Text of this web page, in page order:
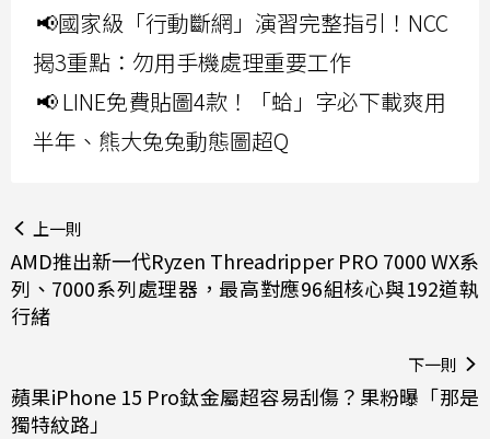
📢國家級「行動斷網」演習完整指引！NCC
揭3重點：勿用手機處理重要工作
📢 LINE免費貼圖4款！「蛤」字必下載爽用
半年、熊大兔兔動態圖超Q
上一則
AMD推出新一代Ryzen Threadripper PRO 7000 WX系
列、7000系列處理器，最高對應96組核心與192道執
行緒
下一則
蘋果iPhone 15 Pro鈦金屬超容易刮傷？果粉曝「那是
獨特紋路」